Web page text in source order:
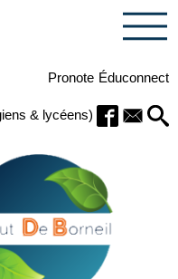
Pronote Éduconnect
& lycéens)